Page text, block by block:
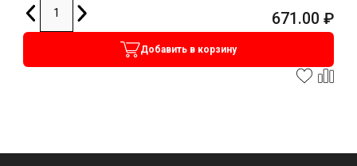
671.00 ₽
Добавить в корзину